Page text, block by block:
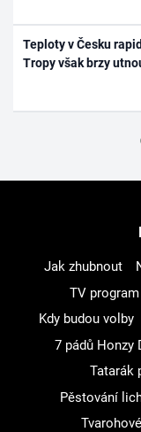
Teploty v Česku
Tropy však brzy
Jak zhubnout
TV program
Kdy budou volby
7 pádů Honzy
Tatarák
Pěstování